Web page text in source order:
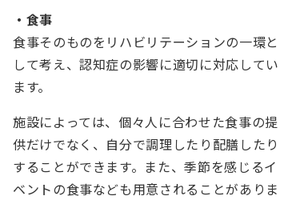
・食事
食事そのものをリハビリテーションの一環と
して考え、認知症の影響に適切に対応してい
ます。
施設によっては、個々人に合わせた食事の提
供だけでなく、自分で調理したり配膳したり
することができます。また、季節を感じるイ
ベントの食事なども用意されることがありま